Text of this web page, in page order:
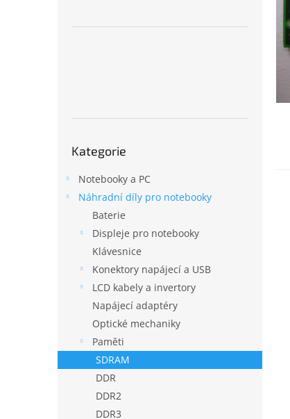
kategorie
Kategorie
Notebooky a PC
Náhradní díly pro notebooky
Baterie
Displeje pro notebooky
Klávesnice
Konektory napájecí a USB
LCD kabely a invertory
Napájecí adaptéry
Optické mechaniky
Paměti
SDRAM
DDR
DDR2
DDR3